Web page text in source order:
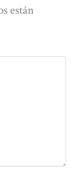
están